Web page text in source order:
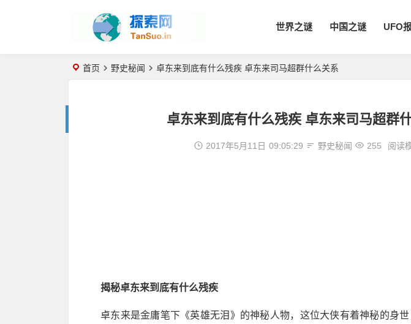
世界之谜 中国之谜 UFO
首页 野史秘闻 卓东来到底有什么残疾 卓东来司马超群什么关系
卓东来到底有什么残疾 卓东来司马超群
2017年5月11日 09:05:29 野史秘闻 255 阅读
揭秘卓东来到底有什么残疾
卓东来是金庸笔下《英雄无泪》的神秘人物，这位大侠有着神秘的身